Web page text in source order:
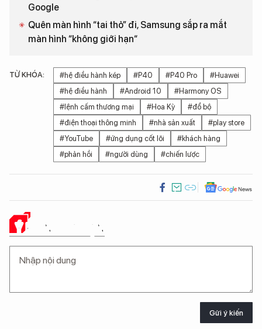
Google
Quên màn hình “tai thỏ” đi, Samsung sắp ra mắt
màn hình “không giới hạn“
TỪ KHÓA: #hệ điều hành kép #P40 #P40 Pro
#Huawei
#hệ điều hành
#Android 10
#Harmony OS
#lệnh cấm thương mại
#Hoa Kỳ
#đổ bộ
#điện thoại thông minh
#nhà sản xuất
#play store
#YouTube
#ứng dụng cốt lõi
#khách hàng
#phản hồi
#người dùng #chiến lược
Ý KIẾN CỦA BẠN
Gửi ý kiến